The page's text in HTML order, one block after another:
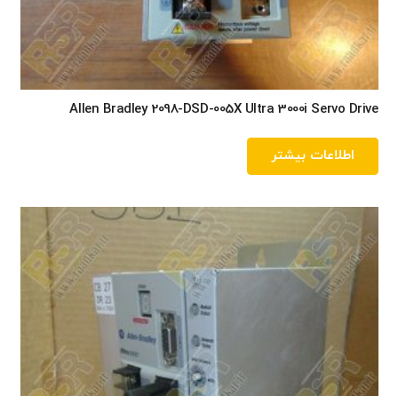
Allen Bradley 2098-DSD-005X Ultra 3000i Servo Drive
اطلاعات بیشتر